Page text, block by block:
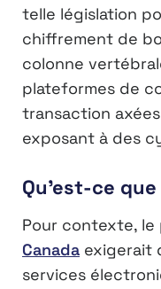
telle législation
chiffrement de
colonne
plateformes de
transaction
exposant à des
Qu’est-ce
Pour contexte,
Canada exigerait
services